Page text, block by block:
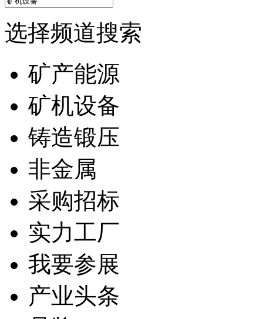
选择频道搜索
矿产能源
矿机设备
铸造锻压
非金属
采购招标
实力工厂
我要参展
产业头条